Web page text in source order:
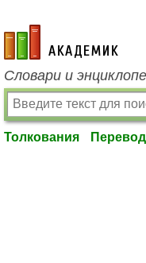
academic.ru
Словари и
Толкования